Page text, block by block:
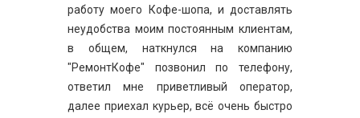
работу моего Кофе-шопа, и доставлять
неудобства моим постоянным клиентам,
в общем, наткнулся на компанию
"РемонтКофе" позвонил по телефону,
ответил мне приветливый оператор,
далее приехал курьер, всё очень быстро